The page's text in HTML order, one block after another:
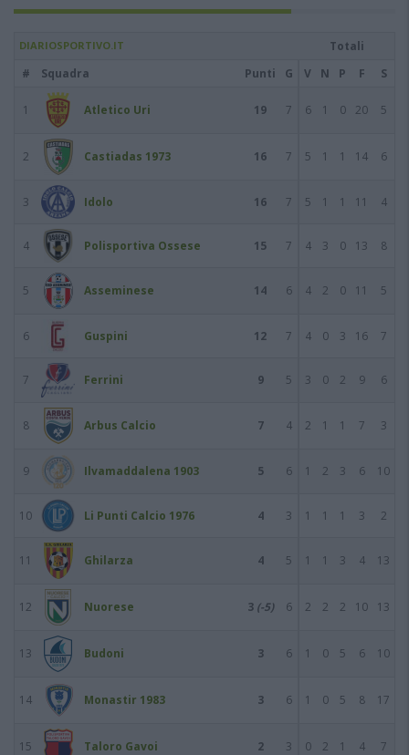
DIARIOSPORTIVO.IT
Totali
#
Squadra Punti G V N P F S
1 Atletico Uri 19 7 6 1 0 20 5
2 Castiadas 1973 16 7 5 1 1 14 6
3 Idolo 16 7 5 1 1 11 4
4 Polisportiva Ossese 15 7 4 3 0 13 8
5 Asseminese 14 6 4 2 0 11 5
6 Guspini 12 7 4 0 3 16 7
7 Ferrini 9 5 3 0 2 9 6
8 Arbus Calcio 7 4 2 1 1 7 3
9 Ilvamaddalena 1903 5 6 1 2 3 6 10
10 Li Punti Calcio 1976 4 3 1 1 1 3 2
11 Ghilarza 4 5 1 1 3 4 13
12 Nuorese 3 (-5) 6 2 2 2 10 13
13 Budoni 3 6 1 0 5 6 10
14 Monastir 1983 3 6 1 0 5 8 17
15 Taloro Gavoi 2 3 0 2 1 4 7